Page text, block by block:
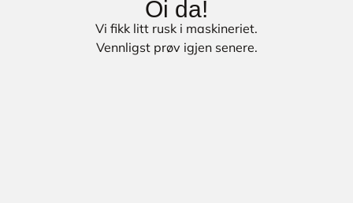
Oi da!
Vi fikk litt rusk i maskineriet.
Vennligst prøv igjen senere.